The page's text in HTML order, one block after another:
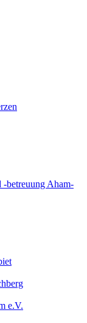
betreuung Aham-
e.V.